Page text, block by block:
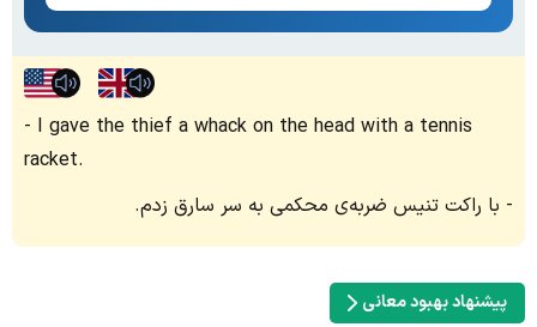
I gave the thief a whack on the head with a tennis
racket.
با راکت تنیس ضربه‌ی محکمی به سر سارق زدم.
پیشنهاد بهبود معانی